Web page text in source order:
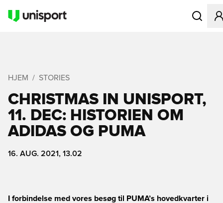
Åbner
HJEM STORIES
CHRISTMAS IN UNISPORT,
11. DEC: HISTORIEN OM
ADIDAS OG PUMA
16. AUG. 2021, 13.02
I forbindelse med vores besøg til PUMA’s hovedkvarter i